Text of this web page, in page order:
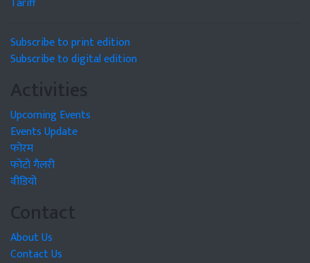
Subscribe to print edition
Subscribe to digital edition
Activities
Upcoming Events
Events Update
फोरम
फोटो गैलरी
वीडियो
Contact
About Us
Contact Us